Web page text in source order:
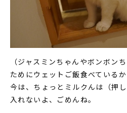
（ジャスミンちゃんやボンボン
ためにウェットご飯食べているか
今は、ちょっとミルクんは（押
入れないよ、ごめんね。